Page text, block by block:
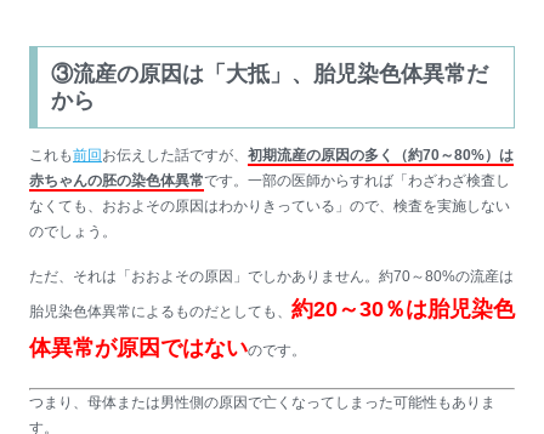
③流産の原因は「大抵」、胎児染色体異常だ
から
これも前回お伝えした話ですが、 初期流産の原因の多く（約70～80%）は
赤ちゃんの胚の染色体異常です。一部の医師からすれば「わざわざ検査し
なくても、おおよその原因はわかりきっている」ので、検査を実施しない
のでしょう。
ただ、それは「おおよその原因」でしかありません。約70～80%の流産は
胎児染色体異常によるものだとしても、 約20～30％は胎児染色
体異常が原因ではないのです。
つまり、母体または男性側の原因で亡くなってしまった可能性もありま
す。